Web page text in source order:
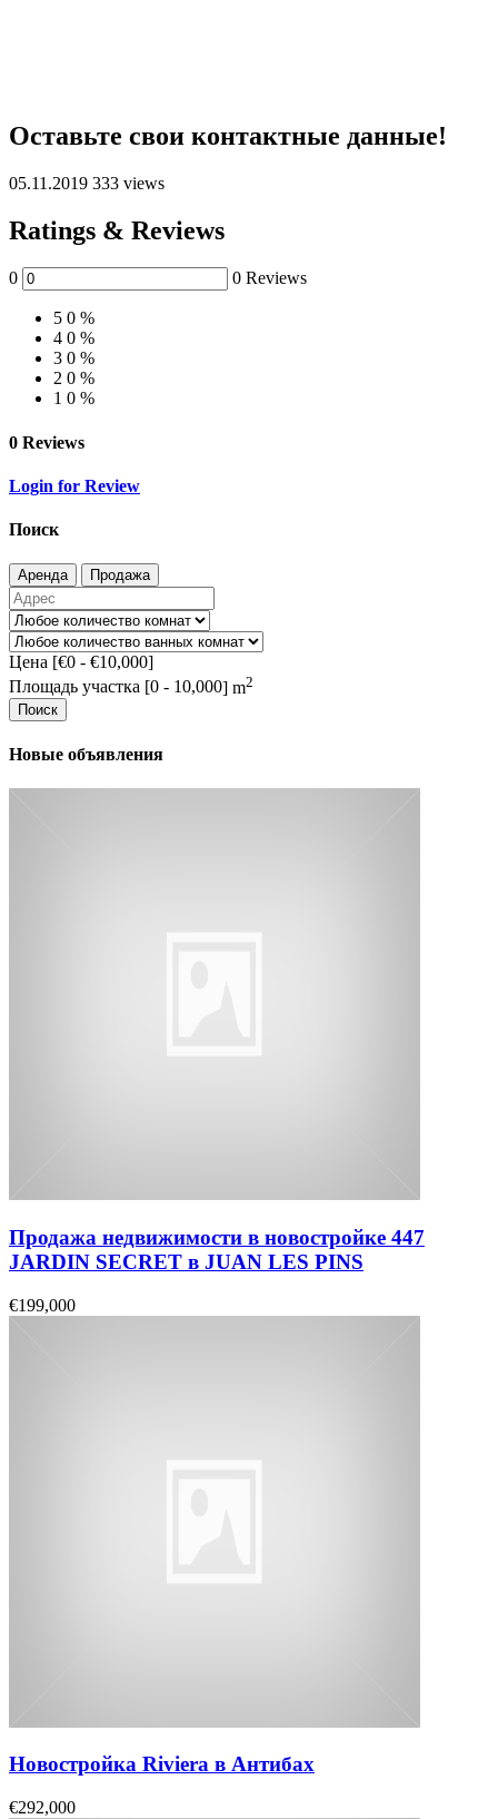
Оставьте свои контактные данные!
05.11.2019 333 views
Ratings & Reviews
0 0 Reviews
5 0 %
4 0 %
3 0 %
2 0 %
1 0 %
0 Reviews
Login for Review
Поиск
Аренда Продажа
Цена [€0 - €10,000]
Площадь участка [0 - 10,000] m2
Поиск
Новые объявления
Продажа недвижимости в новостройке 447
JARDIN SECRET в JUAN LES PINS
€199,000
Новостройка Riviera в Антибах
€292,000